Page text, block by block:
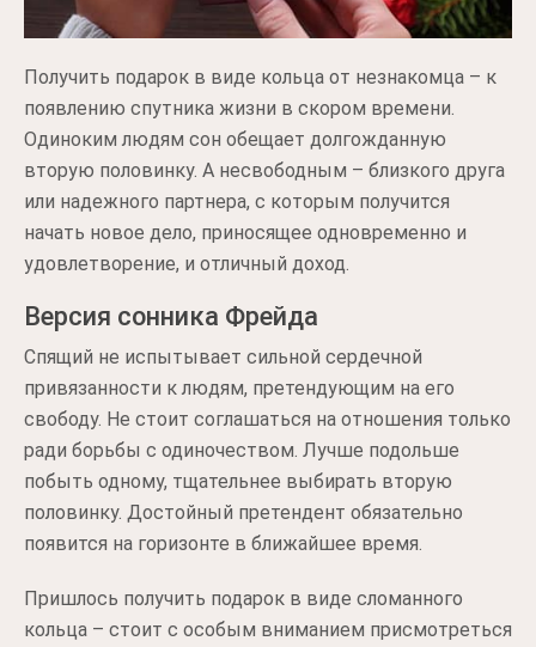
Получить подарок в виде кольца от незнакомца – к
появлению спутника жизни в скором времени.
Одиноким людям сон обещает долгожданную
вторую половинку. А несвободным – близкого друга
или надежного партнера, с которым получится
начать новое дело, приносящее одновременно и
удовлетворение, и отличный доход.
Версия сонника Фрейда
Спящий не испытывает сильной сердечной
привязанности к людям, претендующим на его
свободу. Не стоит соглашаться на отношения только
ради борьбы с одиночеством. Лучше подольше
побыть одному, тщательнее выбирать вторую
половинку. Достойный претендент обязательно
появится на горизонте в ближайшее время.
Пришлось получить подарок в виде сломанного
кольца – стоит с особым вниманием присмотреться